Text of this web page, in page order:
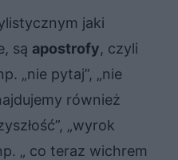
jaki
są apostrofy, czyli
„nie pytaj”, „nie
również
„wyrok
„ co teraz wichrem